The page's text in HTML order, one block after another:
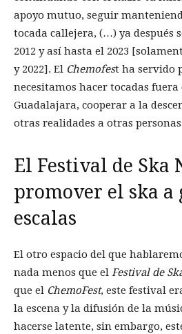
apoyo mutuo, seguir
tocada callejera, (…) ya después
2012 y así hasta el 2023
y 2022]. El Chemofest ha servido
necesitamos hacer tocadas fuera
Guadalajara, cooperar a la
otras realidades a otras
El Festival de Ska
promover el ska a
escalas
El otro espacio del que
nada menos que el Festival de
que el ChemoFest, este festival
la escena y la difusión de la
hacerse latente, sin embargo,